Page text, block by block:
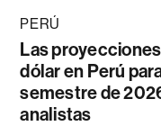
PERÚ
Las
dólar en Perú
semestre de
analistas